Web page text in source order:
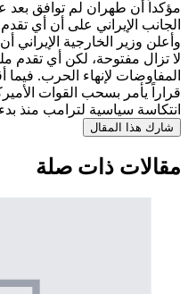
مؤكداً أن طهران لم توافق
الجانب الإيراني على أن أي
وأعلن وزير الخارجية الإيراني
لا تزال مفتوحة، لكن أي تقدم
المفاوضات لإنهاء الحرب.
قراراً يأمر بسحب القوات
انتكاسة سياسية لترامب منذ بدء هذا النزاع
شارك هذا المقال
مقالات ذات صلة